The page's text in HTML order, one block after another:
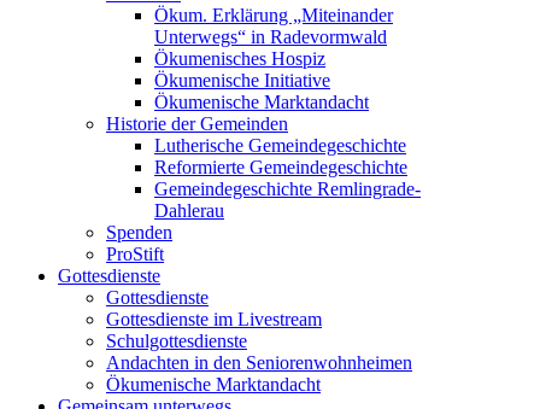
Ökum. Erklärung „Miteinander
Unterwegs“ in Radevormwald
Ökumenisches Hospiz
Ökumenische Initiative
Ökumenische Marktandacht
Historie der Gemeinden
Lutherische Gemeindegeschichte
Reformierte Gemeindegeschichte
Gemeindegeschichte Remlingrade-
Dahlerau
Spenden
ProStift
Gottesdienste
Gottesdienste
Gottesdienste im Livestream
Schulgottesdienste
Andachten in den Seniorenwohnheimen
Ökumenische Marktandacht